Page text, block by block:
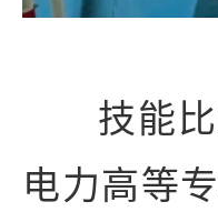
技能
电力高等